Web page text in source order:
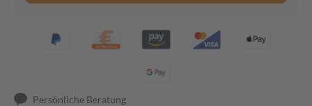
Persönliche Beratung